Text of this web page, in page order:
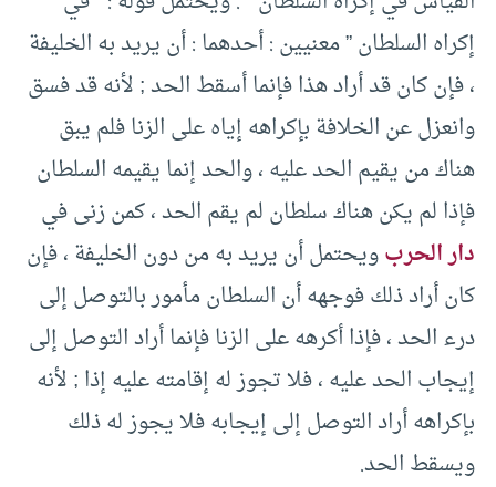
إكراه السلطان ” معنيين : أحدهما : أن يريد به الخليفة
، فإن كان قد أراد هذا فإنما أسقط الحد ; لأنه قد فسق
وانعزل عن الخلافة بإكراهه إياه على الزنا فلم يبق
هناك من يقيم الحد عليه ، والحد إنما يقيمه السلطان
فإذا لم يكن هناك سلطان لم يقم الحد ، كمن زنى في
دار الحربويحتمل أن يريد به من دون الخليفة ، فإن
كان أراد ذلك فوجهه أن السلطان مأمور بالتوصل إلى
درء الحد ، فإذا أكرهه على الزنا فإنما أراد التوصل إلى
إيجاب الحد عليه ، فلا تجوز له إقامته عليه إذا ; لأنه
بإكراهه أراد التوصل إلى إيجابه فلا يجوز له ذلك
ويسقط الحد.